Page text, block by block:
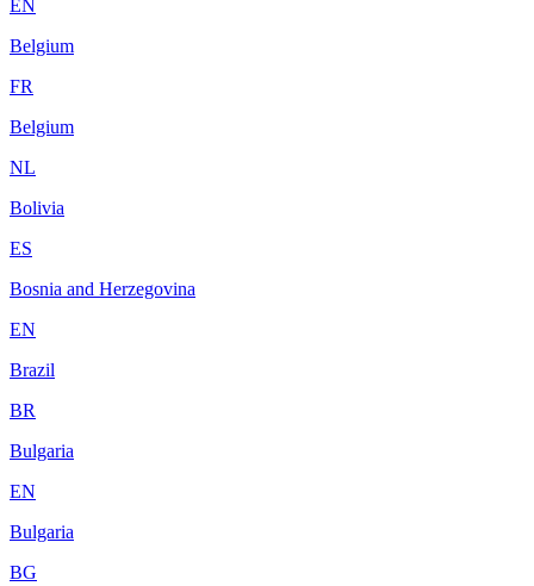
EN
Belgium
FR
Belgium
NL
Bolivia
ES
Bosnia and Herzegovina
EN
Brazil
BR
Bulgaria
EN
Bulgaria
BG